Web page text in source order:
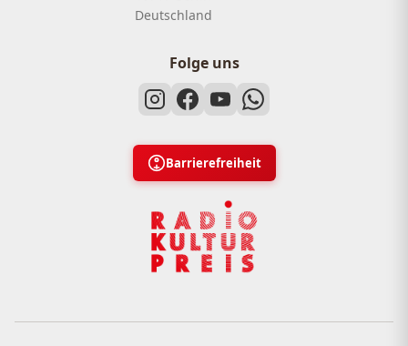
Deutschland
Folge uns
Barrierefreiheit